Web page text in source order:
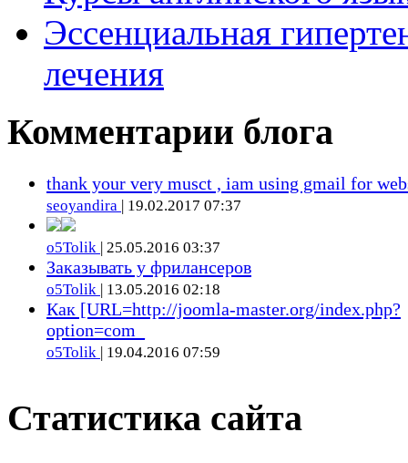
Эссенциальная
лечения
Комментарии блога
thank your very musct , iam using gmail for
seoyandira | 19.02.2017 07:37
o5Tolik | 25.05.2016 03:37
Заказывать у фрилансеров
o5Tolik | 13.05.2016 02:18
Как [URL=http://joomla-master.org/index.php?
option=com_
o5Tolik | 19.04.2016 07:59
Статистика сайта